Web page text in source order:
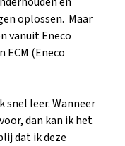
oplossen. Maar
vanuit Eneco
ECM (Eneco
leer. Wanneer
dan kan ik het
dat ik deze